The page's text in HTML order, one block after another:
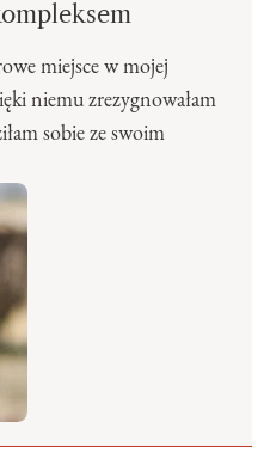
miejsce w mojej
niemu zrezygnowałam
sobie ze swoim